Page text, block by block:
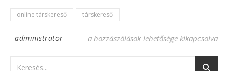
online társkereső társkereső
- administrator Online társkereső bárhonnan, bármikor
a hozzászólások lehetősége kikapcsolva